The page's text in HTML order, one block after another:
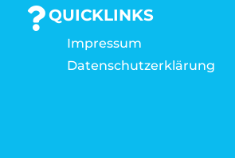
QUICKLINKS
Impressum
Datenschutzerklärung